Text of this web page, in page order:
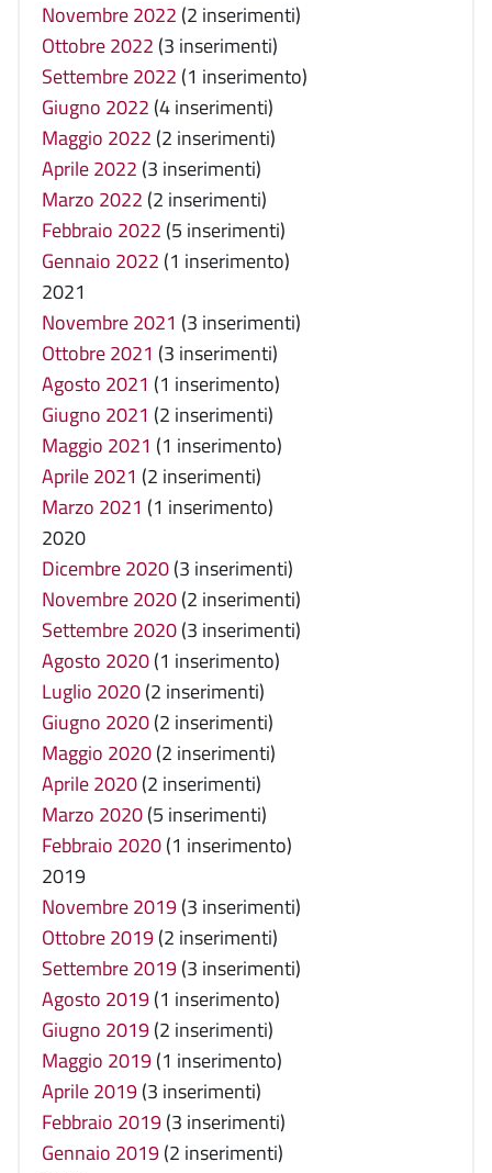
Novembre 2022 (2 inserimenti)
Ottobre 2022 (3 inserimenti)
Settembre 2022 (1 inserimento)
Giugno 2022 (4 inserimenti)
Maggio 2022 (2 inserimenti)
Aprile 2022 (3 inserimenti)
Marzo 2022 (2 inserimenti)
Febbraio 2022 (5 inserimenti)
Gennaio 2022 (1 inserimento)
2021
Novembre 2021 (3 inserimenti)
Ottobre 2021 (3 inserimenti)
Agosto 2021 (1 inserimento)
Giugno 2021 (2 inserimenti)
Maggio 2021 (1 inserimento)
Aprile 2021 (2 inserimenti)
Marzo 2021 (1 inserimento)
2020
Dicembre 2020(3 inserimenti)
Novembre 2020(2 inserimenti)
Settembre 2020(3 inserimenti)
Agosto 2020(1 inserimento)
Luglio 2020(2 inserimenti)
Giugno 2020(2 inserimenti)
Maggio 2020(2 inserimenti)
Aprile 2020(2 inserimenti)
Marzo 2020(5 inserimenti)
Febbraio 2020(1 inserimento)
2019
Novembre 2019(3 inserimenti)
Ottobre 2019(2 inserimenti)
Settembre 2019(3 inserimenti)
Agosto 2019(1 inserimento)
Giugno 2019(2 inserimenti)
Maggio 2019(1 inserimento)
Aprile 2019(3 inserimenti)
Febbraio 2019(3 inserimenti)
Gennaio 2019(2 inserimenti)